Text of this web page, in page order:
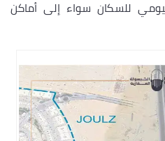
للسكان سواء إلى أماكن